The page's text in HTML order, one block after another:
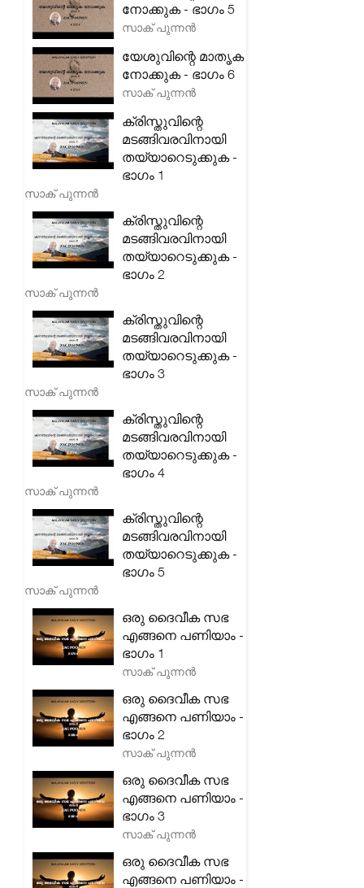
നോക്കുക - ഭാഗം 5
സാക് പുന്നൻ
യേശുവിന്റെ മാതൃക
നോക്കുക - ഭാഗം 6
സാക് പുന്നൻ
ക്രിസ്തുവിന്റെ
മടങ്ങിവരവിനായി
തയ്യാറെടുക്കുക -
ഭാഗം 1
സാക് പുന്നൻ
ക്രിസ്തുവിന്റെ
മടങ്ങിവരവിനായി
തയ്യാറെടുക്കുക -
ഭാഗം 2
സാക് പുന്നൻ
ക്രിസ്തുവിന്റെ
മടങ്ങിവരവിനായി
തയ്യാറെടുക്കുക -
ഭാഗം 3
സാക് പുന്നൻ
ക്രിസ്തുവിന്റെ
മടങ്ങിവരവിനായി
തയ്യാറെടുക്കുക -
ഭാഗം 4
സാക് പുന്നൻ
ക്രിസ്തുവിന്റെ
മടങ്ങിവരവിനായി
തയ്യാറെടുക്കുക -
ഭാഗം 5
സാക് പുന്നൻ
ഒരു ദൈവീക സഭ
എങ്ങനെ പണിയാം -
ഭാഗം 1
സാക് പുന്നൻ
ഒരു ദൈവീക സഭ
എങ്ങനെ പണിയാം -
ഭാഗം 2
സാക് പുന്നൻ
ഒരു ദൈവീക സഭ
എങ്ങനെ പണിയാം -
ഭാഗം 3
സാക് പുന്നൻ
ഒരു ദൈവീക സഭ
എങ്ങനെ പണിയാം -